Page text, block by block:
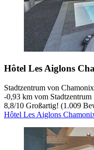
Hôtel Les Aiglons
Stadtzentrum von Chamonix
‐0,93 km vom Stadtzentrum
8,8/10 Großartig! (1.009
Hôtel Les Aiglons